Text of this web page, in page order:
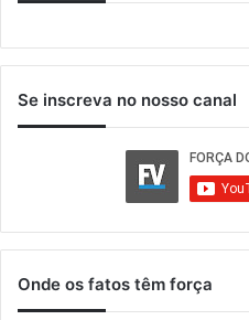
Se inscreva no nosso canal
Onde os fatos têm força